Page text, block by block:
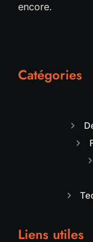
encore.
Catégories
Liens utiles